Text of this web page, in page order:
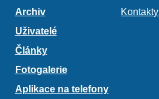
Archiv
Uživatelé
Články
Fotogalerie
Aplikace na telefony
Kontakty